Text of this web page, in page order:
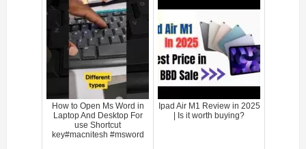
How to Open Ms Word in
Laptop And Desktop For
use Shortcut
key#macnitesh #msword
Ipad Air M1 Review in 2025
| Is it worth buying?